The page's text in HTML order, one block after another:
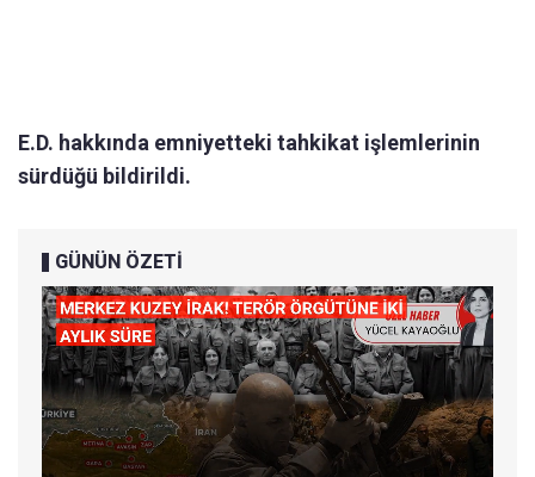
E.D. hakkında emniyetteki tahkikat işlemlerinin
sürdüğü bildirildi.
GÜNÜN ÖZETİ